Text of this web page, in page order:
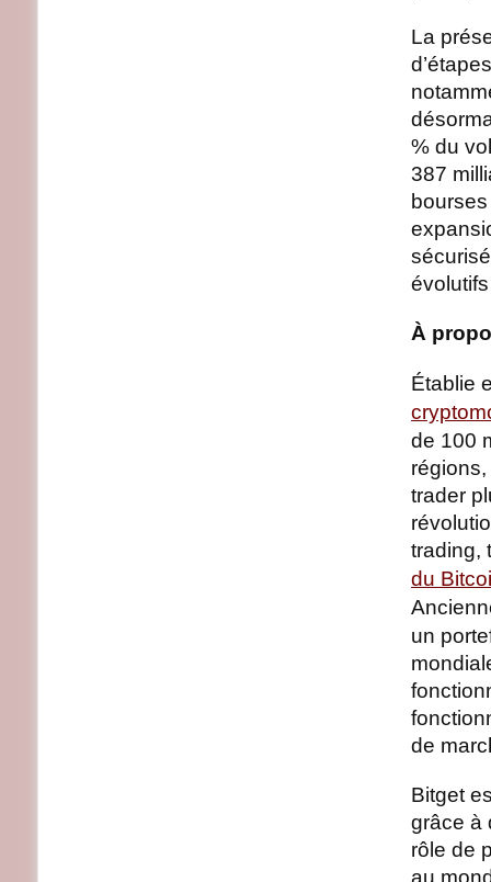
La
% du
387
À
Établie
de 100
trader
trading,
du
un
de
Bitget
grâce à
rôle de
au